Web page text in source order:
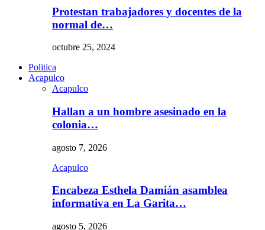
Protestan trabajadores y docentes de la
normal de…
octubre 25, 2024
Politica
Acapulco
Acapulco
Hallan a un hombre asesinado en la
colonia…
agosto 7, 2026
Acapulco
Encabeza Esthela Damián asamblea
informativa en La Garita…
agosto 5, 2026